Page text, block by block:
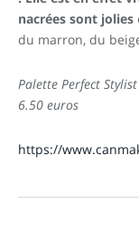
nacrées sont jolies
du marron, du
Palette Perfect
6.50 euros
https://